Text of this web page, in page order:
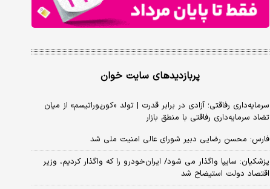
پربازدیدهای سایت خوان
سرمایه‌داری رفاقتی؛ آزادی در برابر قدرت | تولد «کورپوراتیسم» از میان
تضاد سرمایه‌داری رفاقتی با منطق بازار
فارس: محسن رضایی دبیر شورای عالی امنیت ملی شد
پزشکیان: سایپا واگذار می شود/ ایران‌خودرو را که واگذار کردیم، وزیر
اقتصاد دولت استیضاح شد